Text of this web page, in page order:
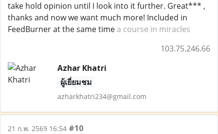
take hold opinion until I look into it further. Great*** ,
thanks and now we want much more! Included in
FeedBurner at the same time a course in miracles
103.75.246.66
Azhar Khatri
ผู้เยี่ยมชม
azharkhatri234@gmail.com
21 ก.พ. 2569 16:54 #10